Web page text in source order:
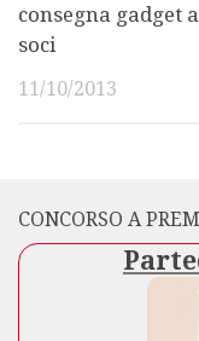
consegna gadget
soci
11/10/2013
CONCORSO A